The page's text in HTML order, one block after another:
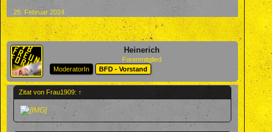
25. Februar 2024
Heinerich
Forenmitglied
ModeratorIn
BFD - Vorstand
Zitat von Frau1909: ↑